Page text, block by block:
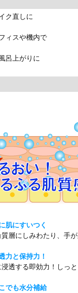
ク直しに
ィスや機内で
呂上がりに
肌にすいつく
層にしみわたり、手
力と保持力！
透する即効力！しっ
でも水分補給